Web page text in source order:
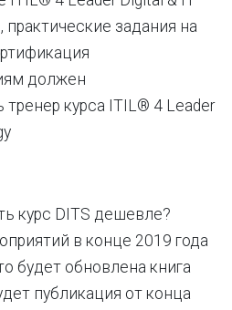
практические задания на
должен
тренер курса ITIL® 4 Leader
курс DITS дешевле?
в конце 2019 года
будет обновлена книга
публикация от конца